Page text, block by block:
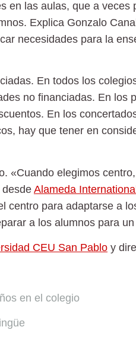
en las aulas, que a veces
Explica Gonzalo
necesidades para la
En todos los
no financiadas. En los
En los
hay que tener en
«Cuando elegimos
Alameda
centro para adaptarse a
a los alumnos para
CEU San Pablo y
en el colegio